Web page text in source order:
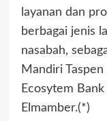
layanan dan
berbagai jenis
nasabah,
Mandiri
Ecosytem
Elmamber.(*)